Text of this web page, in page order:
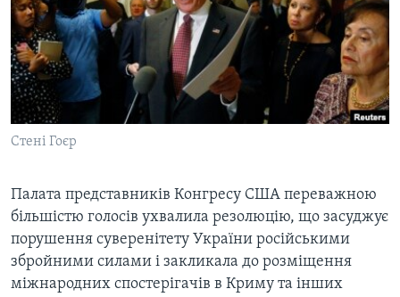
СУСПІЛЬСТВО
ЕКОНОМІКА
ІСТОРІЇ УСПІХУ УКРАЇНЦІВ
ТЕЛЕПРОГРАМИ
ЧАС-TIME
БРИФІНГ ГОЛОСУ АМЕРИКИ
ПРАЙМ-ТАЙМ
ПОГЛЯД З ВАШИНГТОНА
ENGLISH
Learning English
Мови
Стені Гоєр
Палата представників Конгресу США переважною
більшістю голосів ухвалила резолюцію, що засуджує
порушення суверенітету України російськими
збройними силами і закликала до розміщення
міжнародних спостерігачів в Криму та інших